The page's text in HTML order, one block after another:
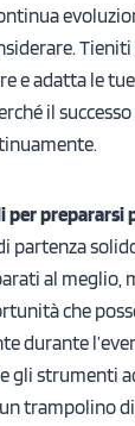
e adatta le
il
per prepararsi
partenza
al meglio,
che
durante
gli strumenti
trampolino